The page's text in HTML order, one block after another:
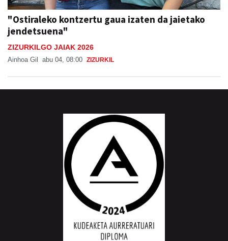
"Ostiraleko kontzertu gaua izaten da jaietako
jendetsuena"
ZIZURKILGO JAIAK 2026
Ainhoa Gil abu 04, 08:00 ZIZURKIL